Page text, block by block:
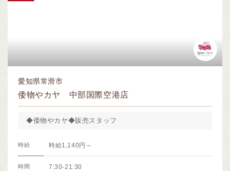
愛知県常滑市
倭物やカヤ 中部国際空港店
◆倭物やカヤ◆販売スタッフ
時給 時給1,140円～
時間 7:30-21:30